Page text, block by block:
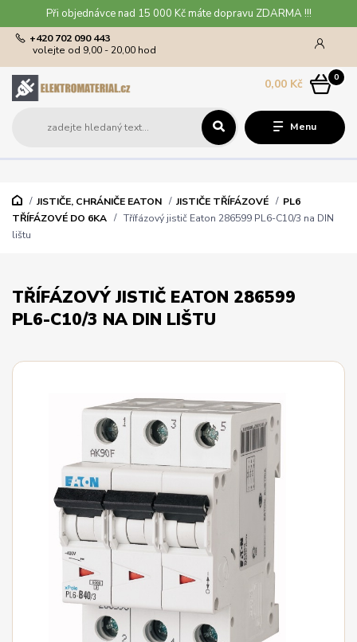
Při objednávce nad 15 000 Kč máte dopravu ZDARMA !!!
Menu
+420 702 090 443
volejte od 9,00 - 20,00 hod
0
0,00 Kč
JISTIČE, CHRÁNIČE EATON JISTIČE TŘÍFÁZOVÉ
PL6
TŘÍFÁZOVÉ DO 6KA
Třífázový jistič Eaton 286599 PL6-C10/3 na DIN
lištu
TŘÍFÁZOVÝ JISTIČ EATON 286599
PL6-C10/3 NA DIN LIŠTU